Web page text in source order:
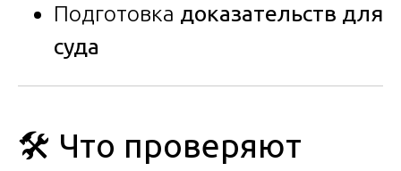
Подготовка доказательств для
суда
🛠 Что проверяют